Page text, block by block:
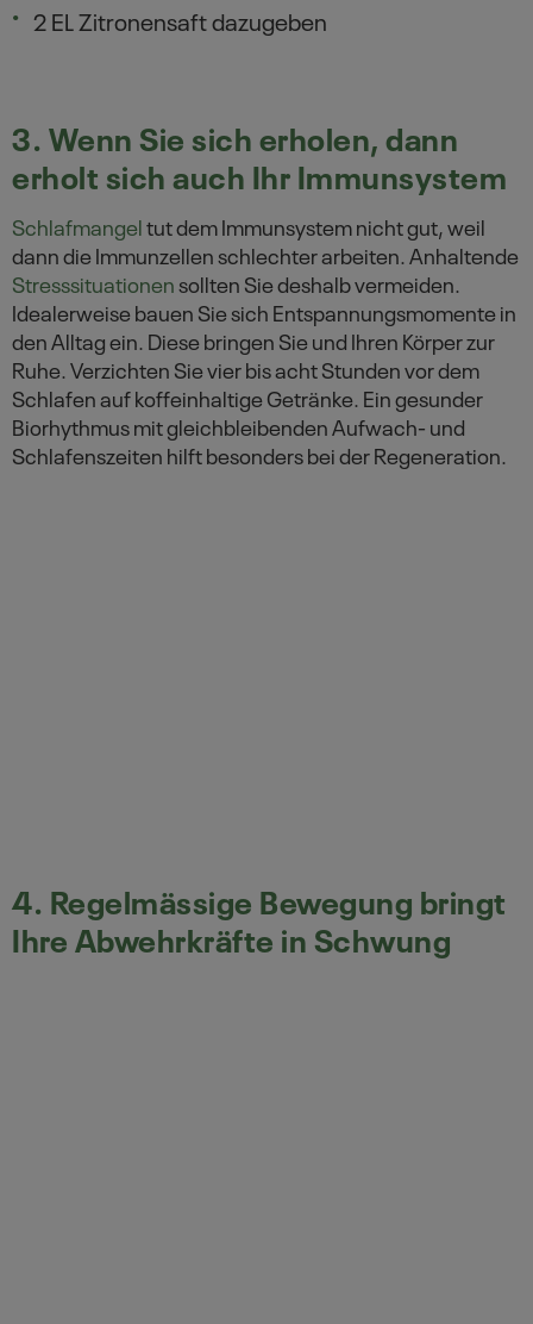
2 EL Zitronensaft dazugeben
3. Wenn Sie sich erholen, dann
erholt sich auch Ihr Immunsystem
Schlafmangeltut dem Immunsystem nicht gut, weil
dann die Immunzellen schlechter arbeiten. Anhaltende
Stresssituationensollten Sie deshalb vermeiden.
Idealerweise bauen Sie sich Entspannungsmomente in
den Alltag ein. Diese bringen Sie und Ihren Körper zur
Ruhe. Verzichten Sie vier bis acht Stunden vor dem
Schlafen auf koffeinhaltige Getränke. Ein gesunder
Biorhythmus mit gleichbleibenden Aufwach- und
Schlafenszeiten hilft besonders bei der Regeneration.
4. Regelmässige Bewegung bringt
Ihre Abwehrkräfte in Schwung